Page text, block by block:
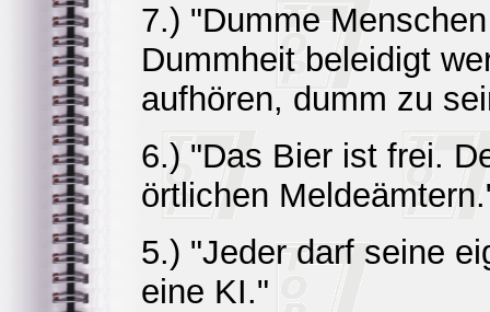
7.) "Dumme
Dummheit beleidigt
aufhören, dumm zu
6.) "Das Bier ist frei.
örtlichen
5.) "Jeder darf seine
eine KI."